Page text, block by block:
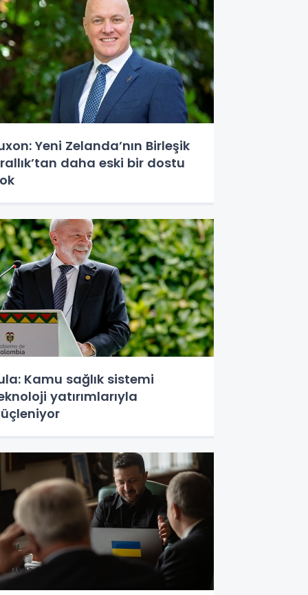
Yeni Zelanda’nın Birleşik
daha eski bir dostu
Kamu sağlık sistemi
yatırımlarıyla